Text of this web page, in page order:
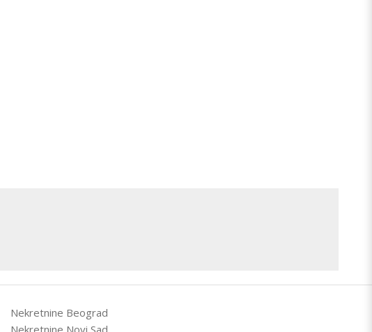
Nekretnine Beograd
Nekretnine Novi Sad